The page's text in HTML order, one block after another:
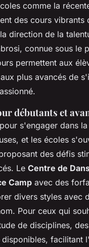
comme la
des cours vibrants
direction de la
connue sous le
permettent aux
plus avancés de
débutants et
pour s'engager dans la
et les écoles
des défis
Le Centre de
Camp avec des
divers styles avec
Pour ceux qui
de disciplines, des
disponibles, facilitant